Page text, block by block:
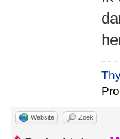
Website Zoek